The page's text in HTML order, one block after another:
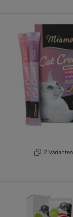
2 Varianten